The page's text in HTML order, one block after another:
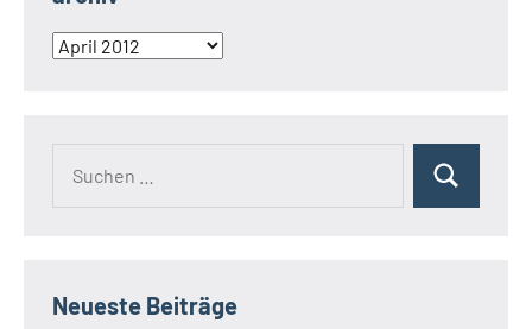
archiv
Suchen
Neueste Beiträge